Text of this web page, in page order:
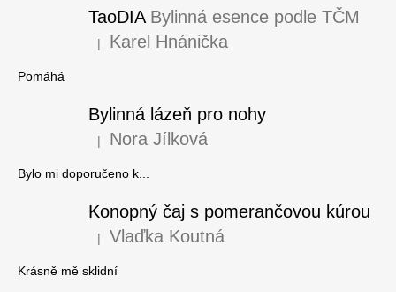
r
v
k
ý
p
i
TaoDIA Bylinná esence podle TČM
Hodnocení produktu je 5 z 5 hvězdiček.
| Karel Hnánička
Pomáhá
Bylinná lázeň pro nohy
Hodnocení produktu je 5 z 5 hvězdiček.
| Nora Jílková
Bylo mi doporučeno k...
Konopný čaj s pomerančovou kúrou
Hodnocení produktu je 5 z 5 hvězdiček.
| Vlaďka Koutná
Krásně mě sklidní